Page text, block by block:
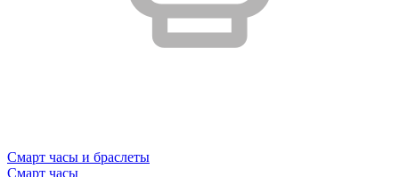
Смарт часы и браслеты
Смарт часы